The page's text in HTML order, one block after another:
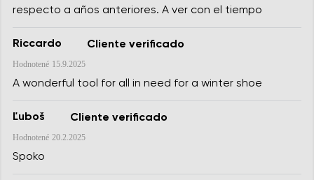
respecto a años anteriores. A ver con el tiempo
Riccardo Cliente verificado
Hodnotené 15.9.2025
A wonderful tool for all in need for a winter shoe
Ľuboš Cliente verificado
Hodnotené 20.2.2025
Spoko